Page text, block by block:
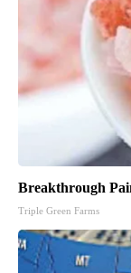
Breakthrough
Triple Green Farms